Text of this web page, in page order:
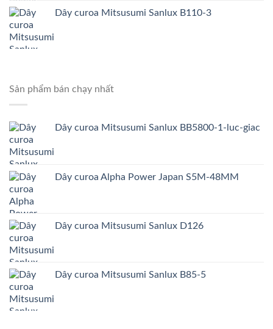
Dây curoa Mitsusumi Sanlux B110-3
Sản phẩm bán chạy nhất
Dây curoa Mitsusumi Sanlux BB5800-1-luc-giac
Dây curoa Alpha Power Japan S5M-48MM
Dây curoa Mitsusumi Sanlux D126
Dây curoa Mitsusumi Sanlux B85-5